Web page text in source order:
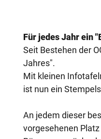
Für jedes Jahr ein
Seit Bestehen der
Jahres".
Mit kleinen
ist nun ein
An jedem dieser
vorgesehenen